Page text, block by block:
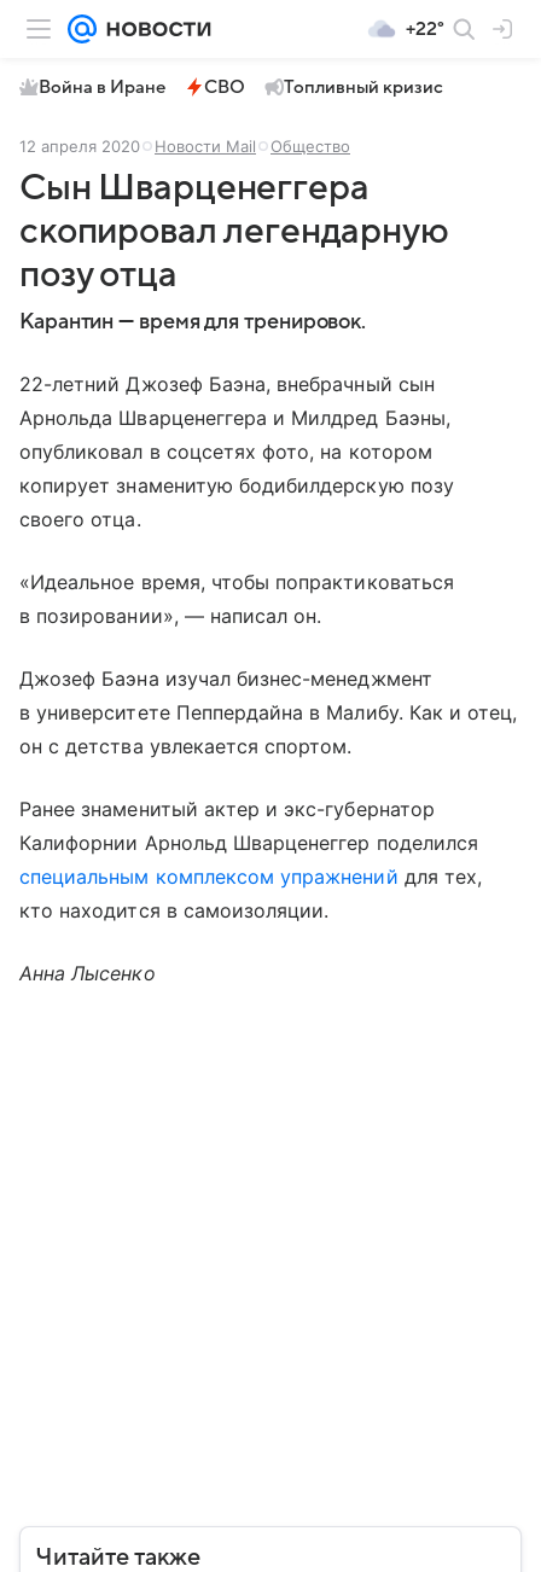
+22°
Война в Иране СВО Топливный кризис
12 апреля 2020 Новости Mail Общество
Сын Шварценеггера
скопировал легендарную
позу отца
Карантин — время для тренировок.
22-летний Джозеф Баэна, внебрачный сын
Арнольда Шварценеггера и Милдред Баэны,
опубликовал в соцсетях фото, на котором
копирует знаменитую бодибилдерскую позу
своего отца.
«Идеальное время, чтобы попрактиковаться
в позировании», — написал он.
Джозеф Баэна изучал бизнес-менеджмент
в университете Пеппердайна в Малибу. Как и отец,
он с детства увлекается спортом.
Ранее знаменитый актер и экс-губернатор
Калифорнии Арнольд Шварценеггер поделился
специальным комплексом упражнений для тех,
кто находится в самоизоляции.
Анна Лысенко
Читайте также